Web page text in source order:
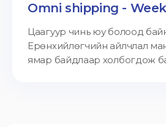
Omni shipping -
Цаагуур чинь юу болоод
Ерөнхийлөгчийн айлчлал
ямар байдлаар холбогдож